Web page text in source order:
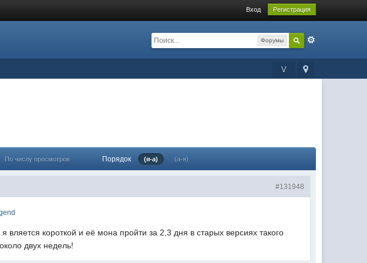
Вход Регистрация
Форумы
V
По числу просмотров Порядок (я-а) (а-я)
#131948
короткой и её мона пройти за 2,3 дня в старых версиях такого
двух недель!